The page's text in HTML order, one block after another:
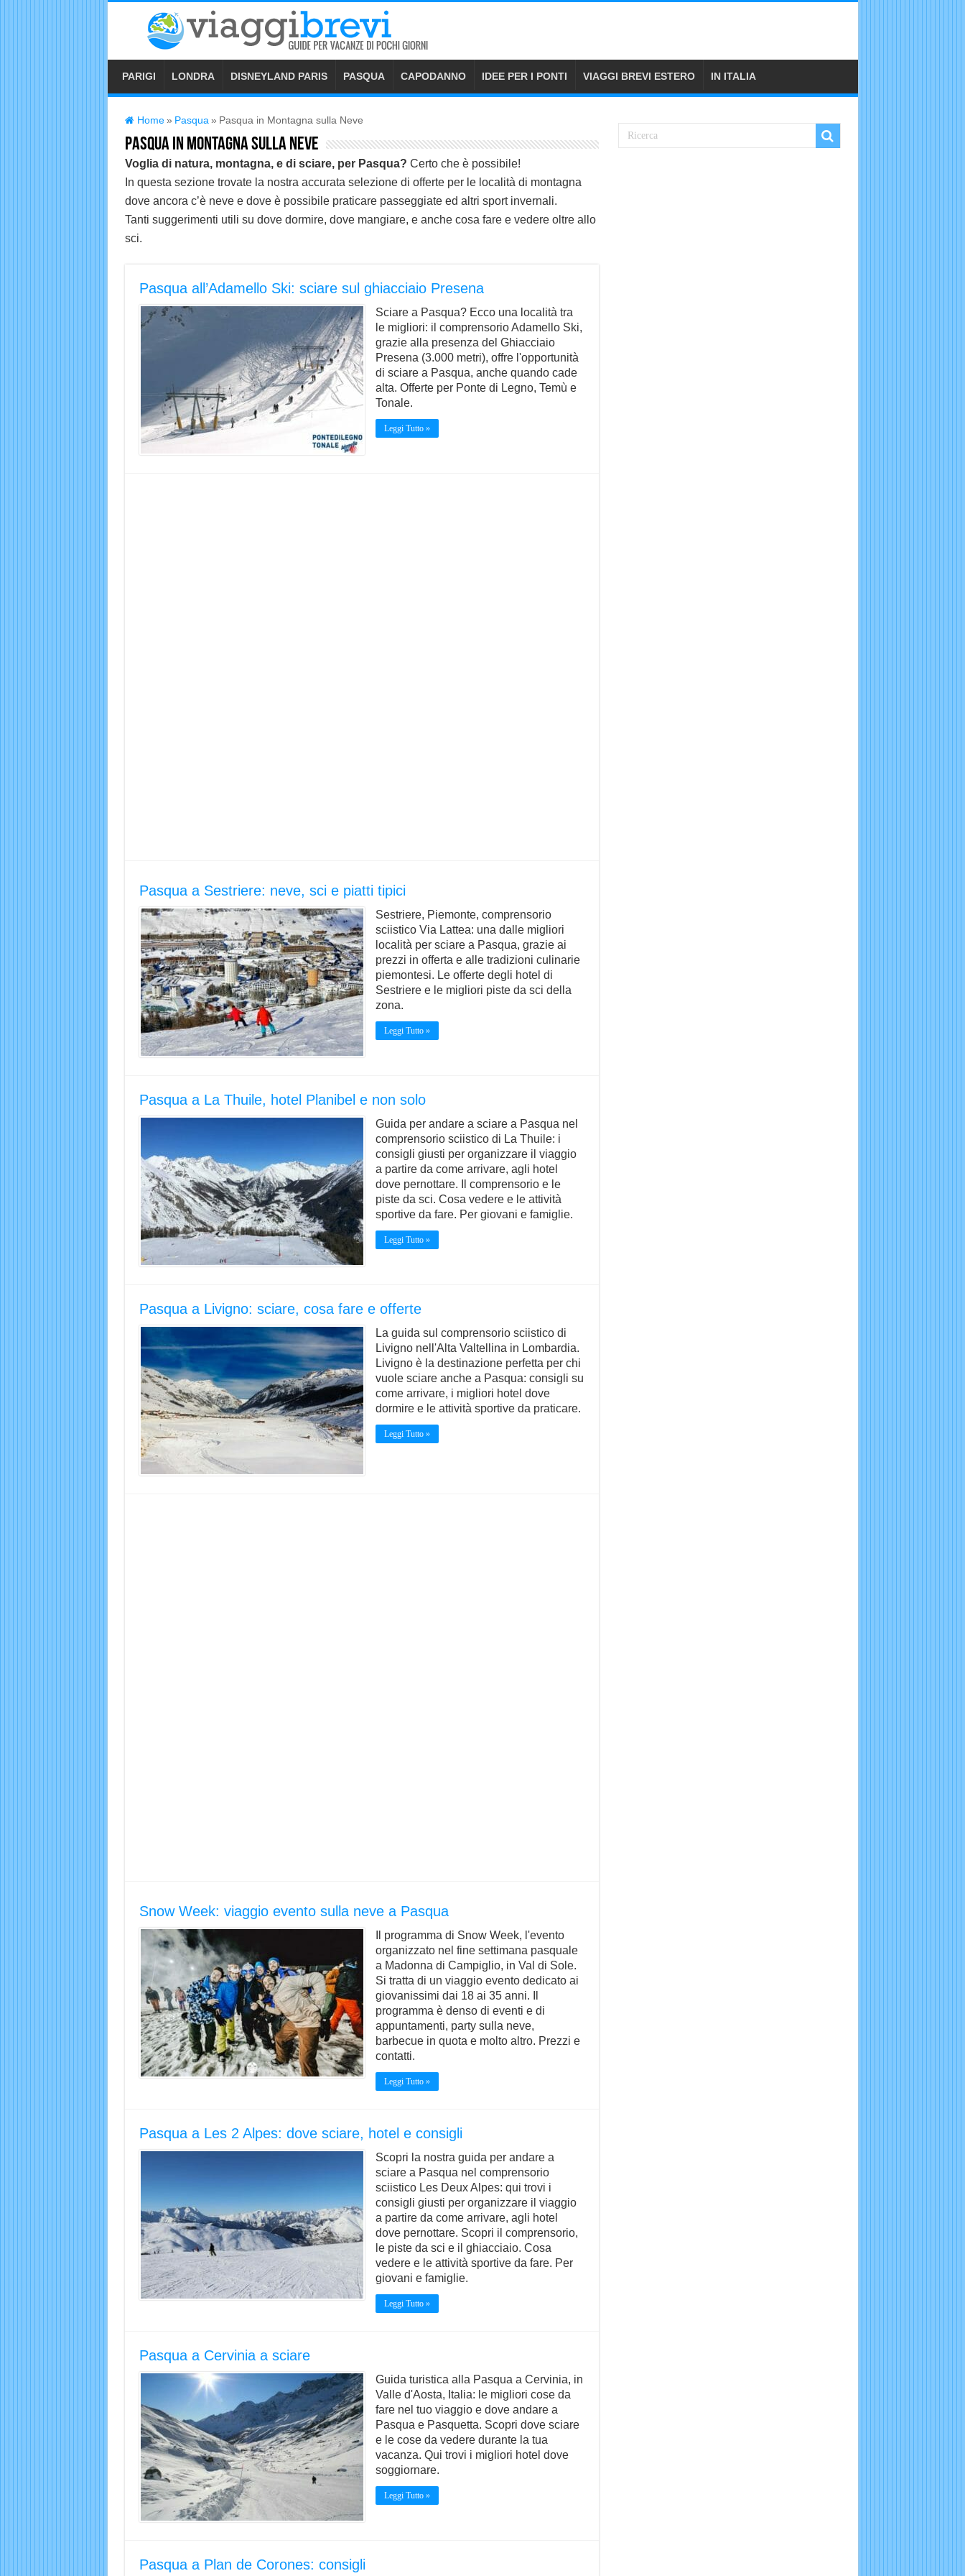
PARIGI LONDRA DISNEYLAND PARIS PASQUA CAPODANNO IDEE PER I PONTI VIAGGI BREVI ESTERO IN ITALIA
Home » Pasqua » Pasqua in Montagna sulla Neve
Pasqua in Montagna sulla Neve
Voglia di natura, montagna, e di sciare, per Pasqua? Certo che è possibile!
In questa sezione trovate la nostra accurata selezione di offerte per le località di montagna
dove ancora c’è neve e dove è possibile praticare passeggiate ed altri sport invernali.
Tanti suggerimenti utili su dove dormire, dove mangiare, e anche cosa fare e vedere oltre allo
sci.
Pasqua all’Adamello Ski: sciare sul ghiacciaio Presena
Sciare a Pasqua? Ecco una località tra
le migliori: il comprensorio Adamello Ski,
grazie alla presenza del Ghiacciaio
Presena (3.000 metri), offre l'opportunità
di sciare a Pasqua, anche quando cade
alta. Offerte per Ponte di Legno, Temù e
Tonale.
Leggi Tutto »
Pasqua a Sestriere: neve, sci e piatti tipici
Sestriere, Piemonte, comprensorio
sciistico Via Lattea: una dalle migliori
località per sciare a Pasqua, grazie ai
prezzi in offerta e alle tradizioni culinarie
piemontesi. Le offerte degli hotel di
Sestriere e le migliori piste da sci della
zona.
Leggi Tutto »
Pasqua a La Thuile, hotel Planibel e non solo
Guida per andare a sciare a Pasqua nel
comprensorio sciistico di La Thuile: i
consigli giusti per organizzare il viaggio
a partire da come arrivare, agli hotel
dove pernottare. Il comprensorio e le
piste da sci. Cosa vedere e le attività
sportive da fare. Per giovani e famiglie.
Leggi Tutto »
Pasqua a Livigno: sciare, cosa fare e offerte
La guida sul comprensorio sciistico di
Livigno nell'Alta Valtellina in Lombardia.
Livigno è la destinazione perfetta per chi
vuole sciare anche a Pasqua: consigli su
come arrivare, i migliori hotel dove
dormire e le attività sportive da praticare.
Leggi Tutto »
Snow Week: viaggio evento sulla neve a Pasqua
Il programma di Snow Week, l'evento
organizzato nel fine settimana pasquale
a Madonna di Campiglio, in Val di Sole.
Si tratta di un viaggio evento dedicato ai
giovanissimi dai 18 ai 35 anni. Il
programma è denso di eventi e di
appuntamenti, party sulla neve,
barbecue in quota e molto altro. Prezzi e
contatti.
Leggi Tutto »
Pasqua a Les 2 Alpes: dove sciare, hotel e consigli
Scopri la nostra guida per andare a
sciare a Pasqua nel comprensorio
sciistico Les Deux Alpes: qui trovi i
consigli giusti per organizzare il viaggio
a partire da come arrivare, agli hotel
dove pernottare. Scopri il comprensorio,
le piste da sci e il ghiacciaio. Cosa
vedere e le attività sportive da fare. Per
giovani e famiglie.
Leggi Tutto »
Pasqua a Cervinia a sciare
Guida turistica alla Pasqua a Cervinia, in
Valle d'Aosta, Italia: le migliori cose da
fare nel tuo viaggio e dove andare a
Pasqua e Pasquetta. Scopri dove sciare
e le cose da vedere durante la tua
vacanza. Qui trovi i migliori hotel dove
soggiornare.
Leggi Tutto »
Pasqua a Plan de Corones: consigli